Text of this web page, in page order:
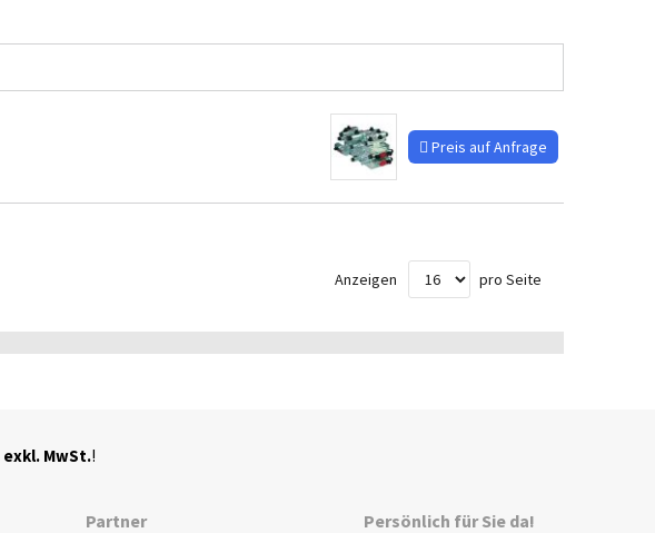
Preis auf Anfrage
Anzeigen pro Seite
exkl. MwSt.!
Partner Persönlich für Sie da!